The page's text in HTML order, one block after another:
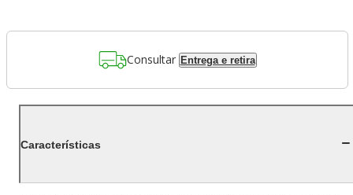
Consultar Entrega e retira
Características